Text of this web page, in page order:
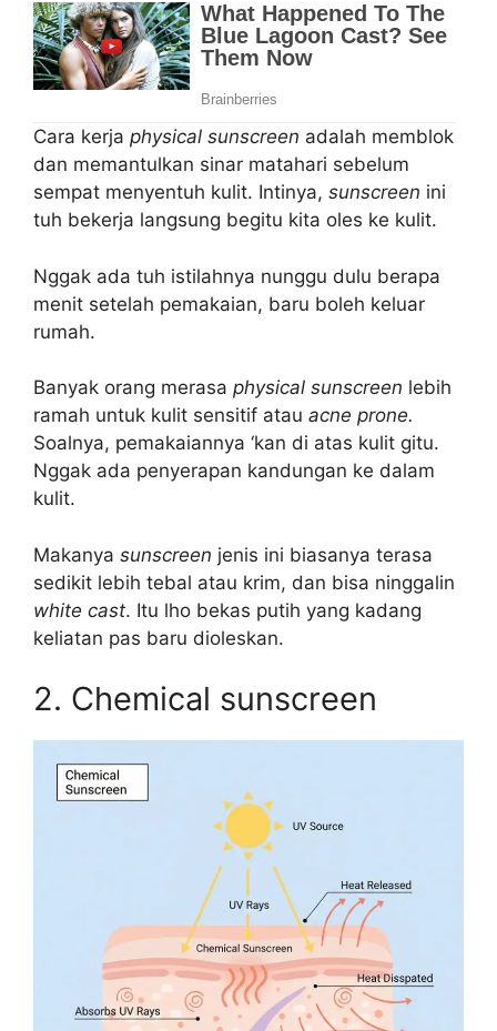
Cara kerja physical sunscreen adalah memblok
dan memantulkan sinar matahari sebelum
sempat menyentuh kulit. Intinya, sunscreen ini
tuh bekerja langsung begitu kita oles ke kulit.
Nggak ada tuh istilahnya nunggu dulu berapa
menit setelah pemakaian, baru boleh keluar
rumah.
Banyak orang merasa physical sunscreen lebih
ramah untuk kulit sensitif atau acne prone.
Soalnya, pemakaiannya ‘kan di atas kulit gitu.
Nggak ada penyerapan kandungan ke dalam
kulit.
Makanya sunscreen jenis ini biasanya terasa
sedikit lebih tebal atau krim, dan bisa ninggalin
white cast. Itu lho bekas putih yang kadang
keliatan pas baru dioleskan.
2. Chemical sunscreen